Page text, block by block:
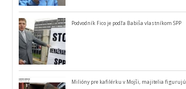
Podvodník Fico je podľa Babiša vlastníkom SPP
Milióny pre kafilérku v Mojši, majitelia figurujú